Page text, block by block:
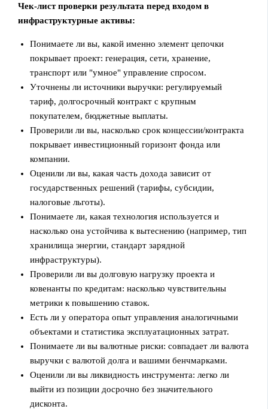
Чек-лист проверки результата перед входом в
инфраструктурные активы:
Понимаете ли вы, какой именно элемент цепочки
покрывает проект: генерация, сети, хранение,
транспорт или "умное" управление спросом.
Уточнены ли источники выручки: регулируемый
тариф, долгосрочный контракт с крупным
покупателем, бюджетные выплаты.
Проверили ли вы, насколько срок концессии/контракта
покрывает инвестиционный горизонт фонда или
компании.
Оценили ли вы, какая часть дохода зависит от
государственных решений (тарифы, субсидии,
налоговые льготы).
Понимаете ли, какая технология используется и
насколько она устойчива к вытеснению (например, тип
хранилища энергии, стандарт зарядной
инфраструктуры).
Проверили ли вы долговую нагрузку проекта и
ковенанты по кредитам: насколько чувствительны
метрики к повышению ставок.
Есть ли у оператора опыт управления аналогичными
объектами и статистика эксплуатационных затрат.
Понимаете ли вы валютные риски: совпадает ли валюта
выручки с валютой долга и вашими бенчмарками.
Оценили ли вы ликвидность инструмента: легко ли
выйти из позиции досрочно без значительного
дисконта.